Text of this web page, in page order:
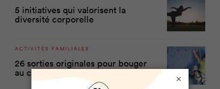
5 initiatives qui valorisent la
diversité corporelle
ACTIVITÉS FAMILIALES
26 sorties originales pour bouger
au chaud
×